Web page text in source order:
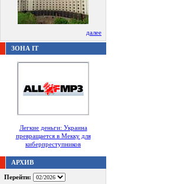
далее
ЗОНА IT
Легкие деньги: Украина
превращается в Мекку для
киберпреступников
АРХИВ
Перейти: